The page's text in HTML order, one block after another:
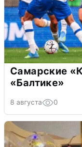
Самарские
«Балтике»
8 августа 0